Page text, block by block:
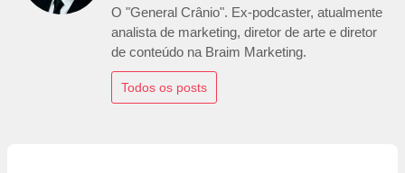
O "General Crânio". Ex-podcaster, atualmente
analista de marketing, diretor de arte e diretor
de conteúdo na Braim Marketing.
Todos os posts